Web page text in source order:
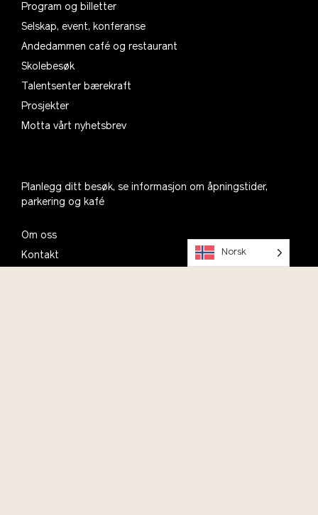
Program og billetter
Selskap, event, konferanse
Andedammen café og restaurant
Skolebesøk
Talentsenter bærekraft
Prosjekter
Motta vårt nyhetsbrev
Planlegg ditt besøk, se informasjon om åpningstider,
parkering og kafé
Om oss
Kontakt
Norsk